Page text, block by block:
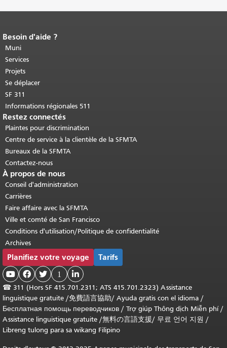
Fin du contenu de la page.
cette page se répète sur chaque page.
Retour au haut du contenu principal
Besoin d'aide ?
Muni
Services
Projets
Se déplacer
SF 311
Informations régionales 511
Restez connectés
Plaintes pour discrimination
Centre de service à la clientèle de la SFMTA
Bureaux de la SFMTA
Contactez-nous
À propos de nous
Conseil d'administration
Carrières
Faire affaire avec la SFMTA
Ville et comté de San Francisco
Conditions d'utilisation/Politique de confidentialité
Archives
Planifiez votre voyage Tarifs
   1 
☎ 311 (Hors SF 415.701.2311; ATS 415.701.2323) Assistance
linguistique gratuite /免費語言協助/ Ayuda gratis con el idioma /
Бесплатная помощь переводчиков / Trợ giúp Thông dịch Miễn phí/
Assistance linguistique gratuite /無料の言語支援/ 무료 언어 지원 /
Libreng tulong para sa wikang Filipino